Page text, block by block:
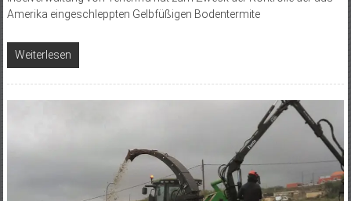
Amerika eingeschleppten Gelbfüßigen Bodentermite
Weiterlesen